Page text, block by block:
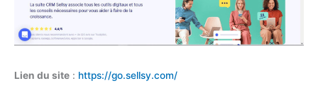
Lien du site : https://go.sellsy.com/